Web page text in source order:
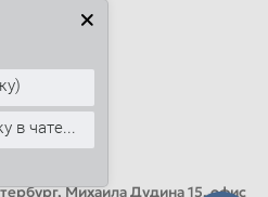
Михаила Дудина 15, офис
в чате...